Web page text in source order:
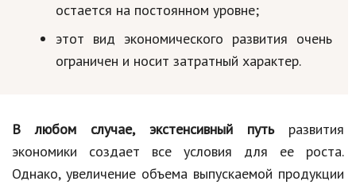
остается на постоянном уровне;
этот вид экономического развития очень
ограничен и носит затратный характер.
В любом случае, экстенсивный путьразвития
экономики создает все условия для ее роста.
Однако, увеличение объема выпускаемой продукции